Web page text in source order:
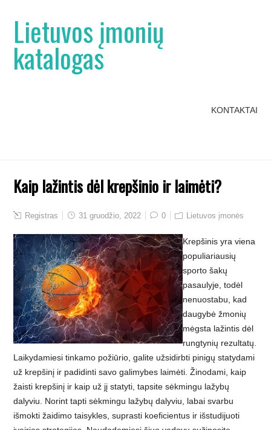
Lietuvos įmonių
katalogas
KONTAKTAI
Kaip lažintis dėl krepšinio ir laimėti?
Registras 31 gruodžio, 2022 0 Lietuvos įmonės
Krepšinis yra viena
populiariausių
sporto šakų
pasaulyje, todėl
nenuostabu, kad
daugybė žmonių
mėgsta lažintis dėl
rungtynių rezultatų.
Laikydamiesi tinkamo požiūrio, galite užsidirbti pinigų statydami
už krepšinį ir padidinti savo galimybes laimėti. Žinodami, kaip
žaisti krepšinį ir kaip už jį statyti, tapsite sėkmingu lažybų
dalyviu. Norint tapti sėkmingu lažybų dalyviu, labai svarbu
išmokti žaidimo taisykles, suprasti koeficientus ir išstudijuoti